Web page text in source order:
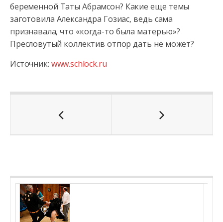
беременной Таты Абрамсон? Какие еще темы
заготовила Александра Гозиас, ведь сама
признавала, что «когда-то была матерью»?
Пресловутый коллектив отпор дать не может?
Источник: www.schlock.ru